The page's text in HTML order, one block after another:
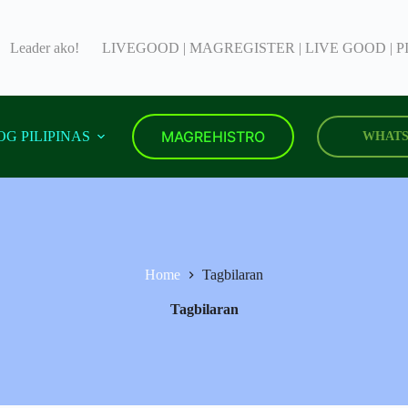
Leader ako! LIVEGOOD | MAGREGISTER | LIVE GOOD |
PILIPINAS MAGREHISTRO
Home Tagbilaran
Tagbilaran